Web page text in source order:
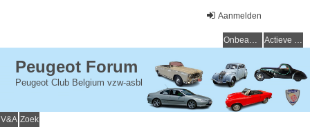
Aanmelden
Onbeantwoorde onderwerpen Actieve onderwerpen
Peugeot Forum
Peugeot Club Belgium vzw-asbl
V&A Zoek